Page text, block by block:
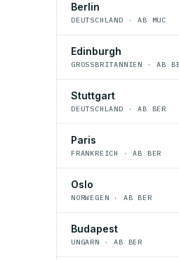
Berlin
DEUTSCHLAND · AB MUC
Edinburgh
GROSSBRITANNIEN · AB
Stuttgart
DEUTSCHLAND · AB BER
Paris
FRANKREICH · AB BER
Oslo
NORWEGEN · AB BER
Budapest
UNGARN · AB BER